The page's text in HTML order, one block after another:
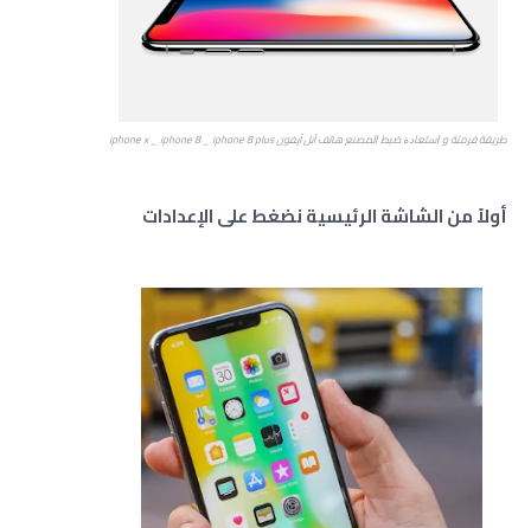
ﻃﺮﻳﻘﺔ فرمتة و ﺍﺳﺘﻌﺎﺩﺓ ﺿﺒﻂ ﺍﻟﻤﺼﻨﻊ هاتف آبل آيفون iphone x _ iphone 8 _ iphone 8 plus
أولاً من الشاشة الرئيسية نضغط على الإعدادات